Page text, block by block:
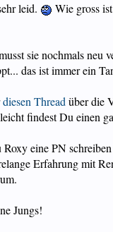
leid.
Wie gross
sie nochmals neu
das ist immer ein
diesen Thread über die
findest Du einen
eine PN
Erfahrung mit
Jungs!